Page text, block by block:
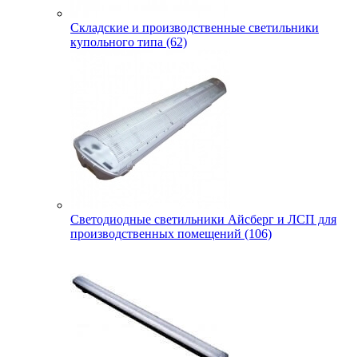
Складские и производственные светильники
купольного типа (62)
Светодиодные светильники Айсберг и ЛСП для
производственных помещений (106)